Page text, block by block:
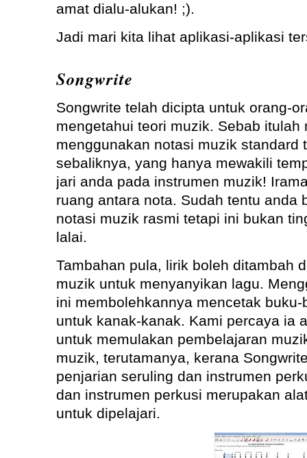
amat dialu-alukan! ;).
Jadi mari kita lihat aplikasi-aplikasi
Songwrite
Songwrite telah dicipta untuk orang-
mengetahui teori muzik. Sebab itulah
menggunakan notasi muzik standard
sebaliknya, yang hanya mewakili
jari anda pada instrumen muzik!
ruang antara nota. Sudah tentu anda
notasi muzik rasmi tetapi ini bukan
lalai.
Tambahan pula, lirik boleh ditambah
muzik untuk menyanyikan lagu.
ini membolehkannya mencetak
untuk kanak-kanak. Kami percaya ia
untuk memulakan pembelajaran
muzik, terutamanya, kerana
penjarian seruling dan instrumen
dan instrumen perkusi merupakan
untuk dipelajari.